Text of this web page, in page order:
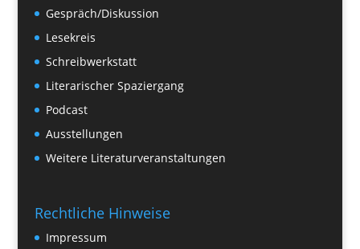
Gespräch/Diskussion
Lesekreis
Schreibwerkstatt
Literarischer Spaziergang
Podcast
Ausstellungen
Weitere Literaturveranstaltungen
Rechtliche Hinweise
Impressum